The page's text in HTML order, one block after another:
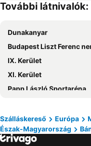
Napfény Vendégház
Nyirjes Vendégház
Hotel Vörössipka
Camelot Club
Naszály Kapuja Vendégház
Bánki Vadászház Bánk
További
Dunakanyar
Budapest Liszt Ferenc nemzetközi
IX. Kerület
XI. Kerület
Papp László Sportaréna
III. Kerület
Népliget
Szálláskereső Európa
Észak-Magyarország